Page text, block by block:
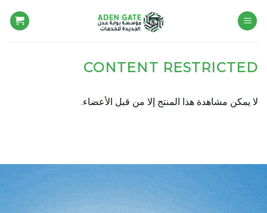
CONTENT RESTRICTED
لا يمكن مشاهدة هذا المنتج إلا من قبل الأعضاء.